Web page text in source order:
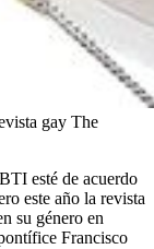
gay The
esté de acuerdo
este año la revista
su género en
Francisco